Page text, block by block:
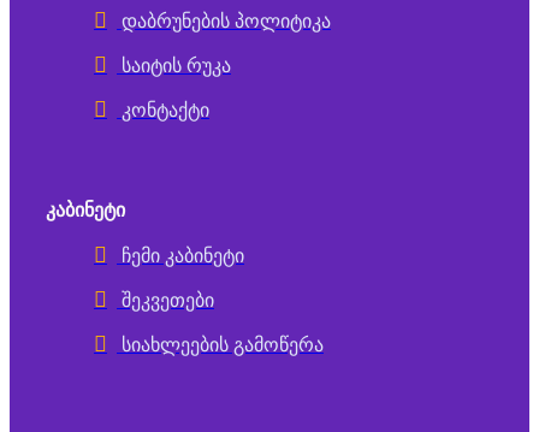
დაბრუნების პოლიტიკა
საიტის რუკა
კონტაქტი
ᲙᲐᲑᲘᲜᲔᲢᲘ
ჩემი კაბინეტი
შეკვეთები
სიახლეების გამოწერა